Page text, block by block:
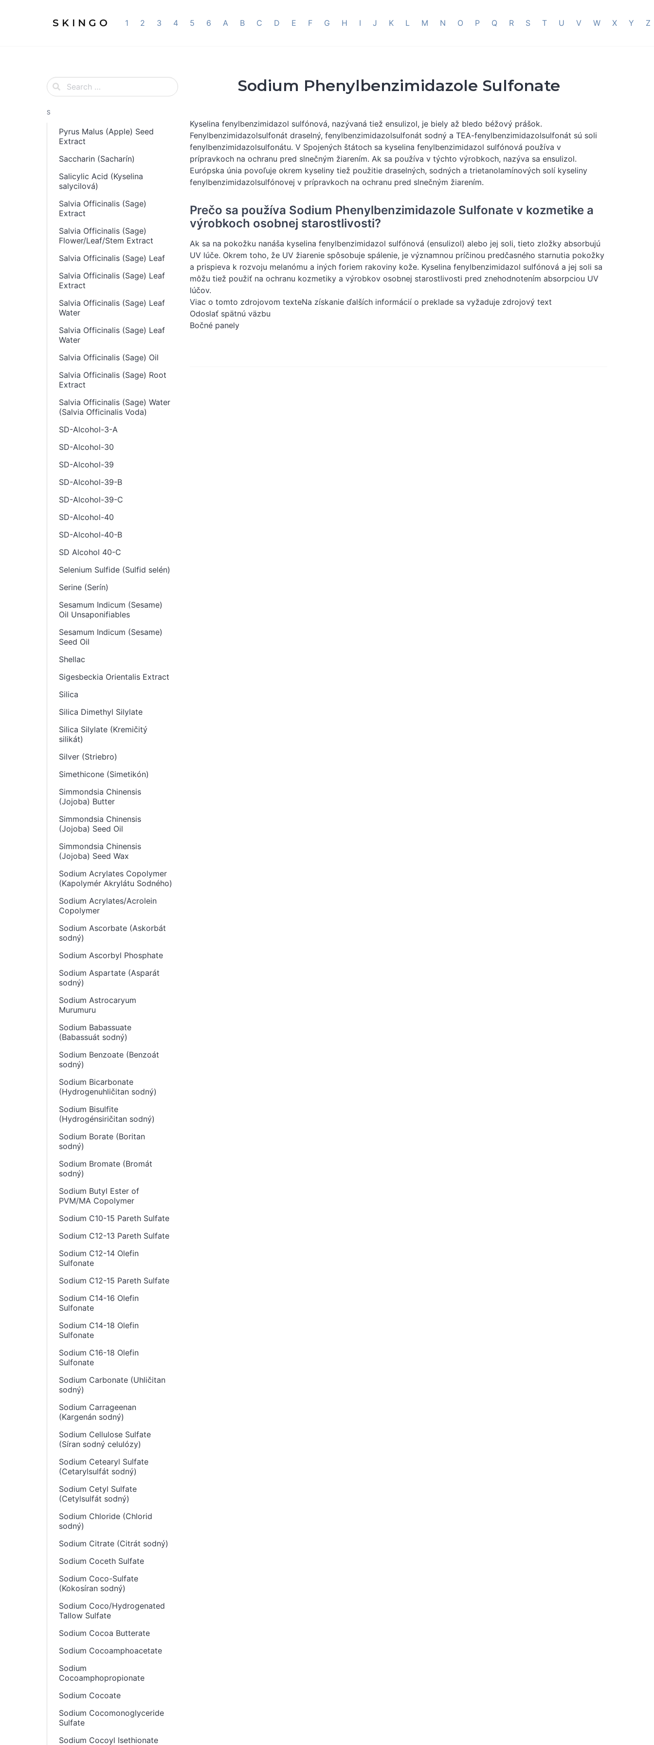
S K I N G O 1 2 3 4 5 6 A B C D E F G H I J K L M N O P Q R S T U V W X Y Z
S
Pyrus Malus (Apple) Seed
Extract
Saccharin (Sacharín)
Salicylic Acid (Kyselina
salycilová)
Salvia Officinalis (Sage)
Extract
Salvia Officinalis (Sage)
Flower/Leaf/Stem Extract
Salvia Officinalis (Sage) Leaf
Salvia Officinalis (Sage) Leaf
Extract
Salvia Officinalis (Sage) Leaf
Water
Salvia Officinalis (Sage) Leaf
Water
Salvia Officinalis (Sage) Oil
Salvia Officinalis (Sage) Root
Extract
Salvia Officinalis (Sage) Water
(Salvia Officinalis Voda)
SD-Alcohol-3-A
SD-Alcohol-30
SD-Alcohol-39
SD-Alcohol-39-B
SD-Alcohol-39-C
SD-Alcohol-40
SD-Alcohol-40-B
SD Alcohol 40-C
Selenium Sulfide (Sulfid selén)
Serine (Serín)
Sesamum Indicum (Sesame)
Oil Unsaponifiables
Sesamum Indicum (Sesame)
Seed Oil
Shellac
Sigesbeckia Orientalis Extract
Silica
Silica Dimethyl Silylate
Silica Silylate (Kremičitý
silikát)
Silver (Striebro)
Simethicone (Simetikón)
Simmondsia Chinensis
(Jojoba) Butter
Simmondsia Chinensis
(Jojoba) Seed Oil
Simmondsia Chinensis
(Jojoba) Seed Wax
Sodium Acrylates Copolymer
(Kapolymér Akrylátu Sodného)
Sodium Acrylates/Acrolein
Copolymer
Sodium Ascorbate (Askorbát
sodný)
Sodium Ascorbyl Phosphate
Sodium Aspartate (Asparát
sodný)
Sodium Astrocaryum
Murumuru
Sodium Babassuate
(Babassuát sodný)
Sodium Benzoate (Benzoát
sodný)
Sodium Bicarbonate
(Hydrogenuhličitan sodný)
Sodium Bisulfite
(Hydrogénsiričitan sodný)
Sodium Borate (Boritan
sodný)
Sodium Bromate (Bromát
sodný)
Sodium Butyl Ester of
PVM/MA Copolymer
Sodium C10-15 Pareth Sulfate
Sodium C12-13 Pareth Sulfate
Sodium C12-14 Olefin
Sulfonate
Sodium C12-15 Pareth Sulfate
Sodium C14-16 Olefin
Sulfonate
Sodium C14-18 Olefin
Sulfonate
Sodium C16-18 Olefin
Sulfonate
Sodium Carbonate (Uhličitan
sodný)
Sodium Carrageenan
(Kargenán sodný)
Sodium Cellulose Sulfate
(Síran sodný celulózy)
Sodium Cetearyl Sulfate
(Cetarylsulfát sodný)
Sodium Cetyl Sulfate
(Cetylsulfát sodný)
Sodium Chloride (Chlorid
sodný)
Sodium Citrate (Citrát sodný)
Sodium Coceth Sulfate
Sodium Coco-Sulfate
(Kokosíran sodný)
Sodium Coco/Hydrogenated
Tallow Sulfate
Sodium Cocoa Butterate
Sodium Cocoamphoacetate
Sodium
Cocoamphopropionate
Sodium Cocoate
Sodium Cocomonoglyceride
Sulfate
Sodium Cocoyl Isethionate
Sodium Phenylbenzimidazole Sulfonate
Kyselina fenylbenzimidazol sulfónová, nazývaná tiež ensulizol, je biely až bledo béžový prášok.
Fenylbenzimidazolsulfonát draselný, fenylbenzimidazolsulfonát sodný a TEA-fenylbenzimidazolsulfonát sú soli
fenylbenzimidazolsulfonátu. V Spojených štátoch sa kyselina fenylbenzimidazol sulfónová používa v
prípravkoch na ochranu pred slnečným žiarením. Ak sa používa v týchto výrobkoch, nazýva sa ensulizol.
Európska únia povoľuje okrem kyseliny tiež použitie draselných, sodných a trietanolamínových solí kyseliny
fenylbenzimidazolsulfónovej v prípravkoch na ochranu pred slnečným žiarením.
Prečo sa používa Sodium Phenylbenzimidazole Sulfonate v kozmetike a
výrobkoch osobnej starostlivosti?
Ak sa na pokožku nanáša kyselina fenylbenzimidazol sulfónová (ensulizol) alebo jej soli, tieto zložky absorbujú
UV lúče. Okrem toho, že UV žiarenie spôsobuje spálenie, je významnou príčinou predčasného starnutia pokožky
a prispieva k rozvoju melanómu a iných foriem rakoviny kože. Kyselina fenylbenzimidazol sulfónová a jej soli sa
môžu tiež použiť na ochranu kozmetiky a výrobkov osobnej starostlivosti pred znehodnotením absorpciou UV
lúčov.
Viac o tomto zdrojovom texteNa získanie ďalších informácií o preklade sa vyžaduje zdrojový text
Odoslať spätnú väzbu
Bočné panely